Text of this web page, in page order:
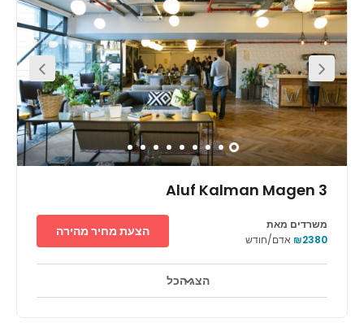
The business centre is located within the Sarona
complex. This complex is a newly renovated complex in
the heart of Tel Aviv, originally a German Templar Colony,
the site sits at the heart of what is a new central business
district of the city, with offices and apartments
surrounding the beautifully landscaped complex, in
which 33 original Templar buildings dating up to more
than 140 years, have been painstakingly restored, and
today house boutique stores, artist galleries, quaint
cafes, and some of the city’s hottest restaurants and
bars. Opened in early 2014, Sarona has quickly gained a
reputation as one of Tel Aviv’s hottest spots and will
continue to expand in the coming years.
הצעת מחיר מהירה